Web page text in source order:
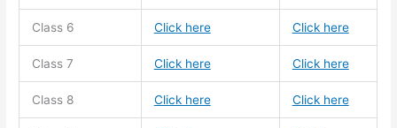
Class 6 Click here Click here
Class 7 Click here Click here
Class 8 Click here Click here